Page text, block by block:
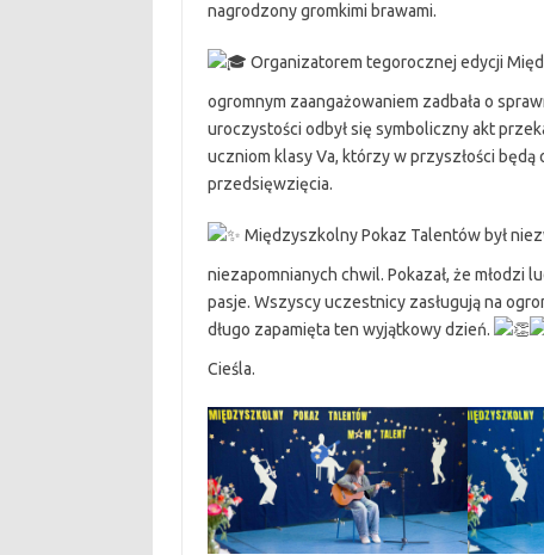
nagrodzony gromkimi brawami.
Organizatorem tegorocznej edycji
ogromnym zaangażowaniem zadbała o
uroczystości odbył się symboliczny akt
uczniom klasy Va, którzy w przyszłości
przedsięwzięcia.
Międzyszkolny Pokaz Talentów był
niezapomnianych chwil. Pokazał, że młodzi
pasje. Wszyscy uczestnicy zasługują na
długo zapamięta ten wyjątkowy dzień.
Cieśla.